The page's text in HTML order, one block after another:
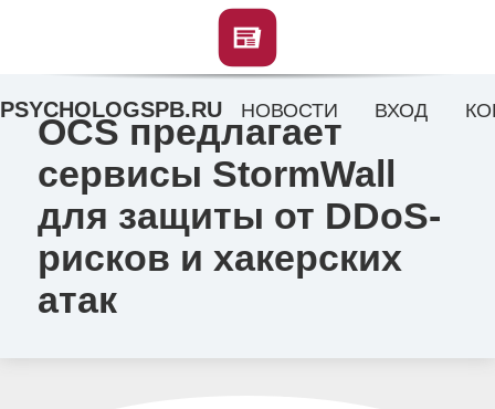
OCS предлагает
сервисы StormWall
для защиты от DDoS-
рисков и хакерских
атак
PSYCHOLOGSPB.RU НОВОСТИ ВХОД